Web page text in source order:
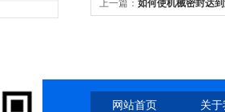
上一篇： 如何使机械密封达
网站首页 关